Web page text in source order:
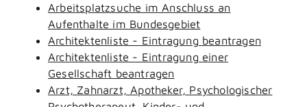
Arbeitsplatzsuche im Anschluss an
Aufenthalte im Bundesgebiet
Architektenliste - Eintragung beantragen
Architektenliste - Eintragung einer
Gesellschaft beantragen
Arzt, Zahnarzt, Apotheker, Psychologischer